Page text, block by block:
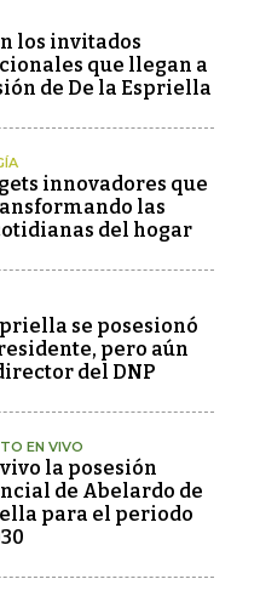
los invitados
que llegan a
de De la Espriella
innovadores que
las
del hogar
se posesionó
pero aún
del DNP
EN VIVO
la posesión
de Abelardo de
para el periodo